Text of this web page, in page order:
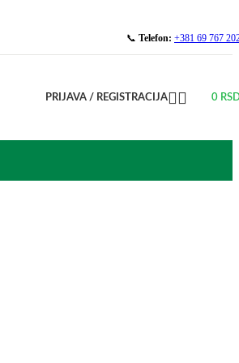
📞 Telefon: +381 69 767
PRIJAVA / REGISTRACIJA 0